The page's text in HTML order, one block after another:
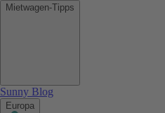
Mietwagen-Tipps
Sunny Blog
Europa